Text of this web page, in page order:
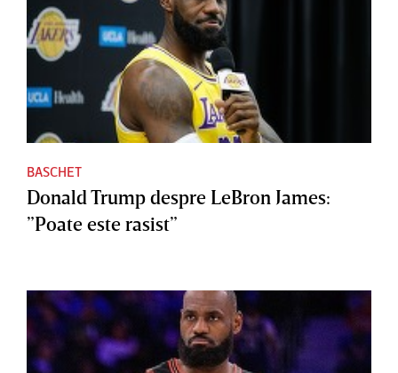
BASCHET
Donald Trump despre LeBron James:
”Poate este rasist”